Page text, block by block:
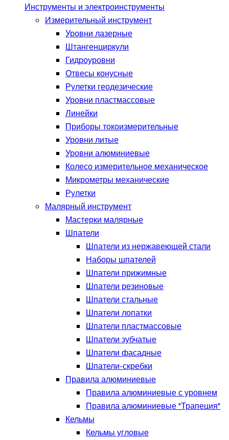
Инструменты и электроинструменты
Измерительный инструмент
Уровни лазерные
Штангенциркули
Гидроуровни
Отвесы конусные
Рулетки геодезические
Уровни пластмассовые
Линейки
Приборы токоизмерительные
Уровни литые
Уровни алюминиевые
Колесо измерительное механическое
Микрометры механические
Рулетки
Малярный инструмент
Мастерки малярные
Шпатели
Шпатели из нержавеющей стали
Наборы шпателей
Шпатели прижимные
Шпатели резиновые
Шпатели стальные
Шпатели лопатки
Шпатели пластмассовые
Шпатели зубчатые
Шпатели фасадные
Шпатели-скребки
Правила алюминиевые
Правила алюминиевые с уровнем
Правила алюминиевые "Трапеция"
Кельмы
Кельмы угловые